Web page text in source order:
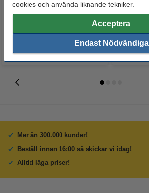
cookies och använda liknande tekniker.
Acceptera
Endast Nödvändiga
Mer än 300.000 kunder!
Beställ innan 16:00 så skickar vi idag!
Alltid låga priser!